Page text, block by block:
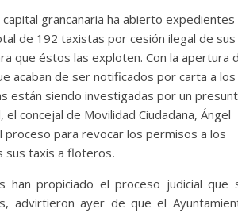
grancanaria ha abierto expedientes
de 192 taxistas por cesión ilegal de sus
que éstos las exploten. Con la apertura
acaban de ser notificados por carta a los
están siendo investigadas por un
concejal de Movilidad Ciudadana, Ángel
proceso para revocar los permisos a los
sus taxis a floteros.
han propiciado el proceso judicial que
advirtieron ayer de que el